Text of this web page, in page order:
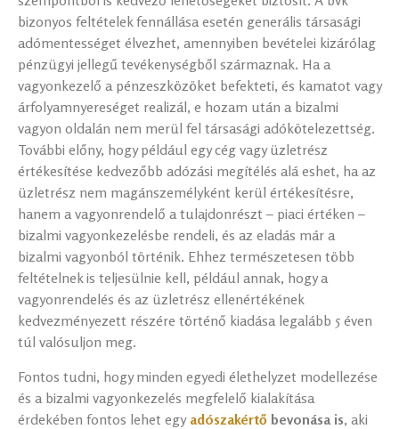
bizonyos feltételek fennállása esetén generális társasági
adómentességet élvezhet, amennyiben bevételei kizárólag
pénzügyi jellegű tevékenységből származnak. Ha a
vagyonkezelő a pénzeszközöket befekteti, és kamatot vagy
árfolyamnyereséget realizál, e hozam után a bizalmi
vagyon oldalán nem merül fel társasági adókötelezettség.
További előny, hogy például egy cég vagy üzletrész
értékesítése kedvezőbb adózási megítélés alá eshet, ha az
üzletrész nem magánszemélyként kerül értékesítésre,
hanem a vagyonrendelő a tulajdonrészt – piaci értéken –
bizalmi vagyonkezelésbe rendeli, és az eladás már a
bizalmi vagyonból történik. Ehhez természetesen több
feltételnek is teljesülnie kell, például annak, hogy a
vagyonrendelés és az üzletrész ellenértékének
kedvezményezett részére történő kiadása legalább 5 éven
túl valósuljon meg.
Fontos tudni, hogy minden egyedi élethelyzet modellezése
és a bizalmi vagyonkezelés megfelelő kialakítása
érdekében fontos lehet egy adószakértő bevonása is, aki